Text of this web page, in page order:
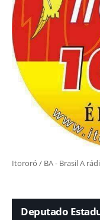
Itororó / BA - Brasil A
Deputado